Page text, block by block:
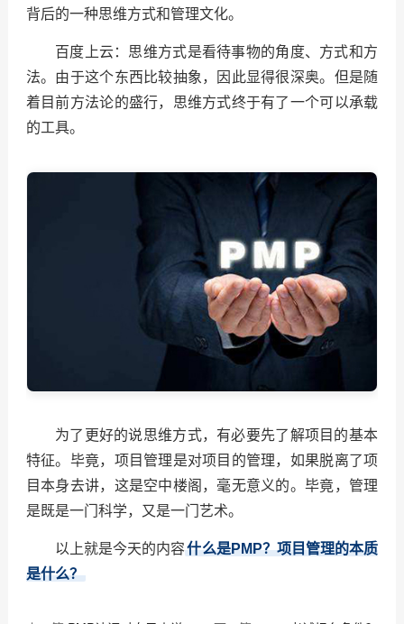
背后的一种思维方式和管理文化。
百度上云：思维方式是看待事物的角度、方式和方
法。由于这个东西比较抽象，因此显得很深奥。但是随
着目前方法论的盛行，思维方式终于有了一个可以承载
的工具。
为了更好的说思维方式，有必要先了解项目的基本
特征。毕竟，项目管理是对项目的管理，如果脱离了项
目本身去讲，这是空中楼阁，毫无意义的。毕竟，管理
是既是一门科学，又是一门艺术。
以上就是今天的内容什么是PMP？项目管理的本质
是什么？